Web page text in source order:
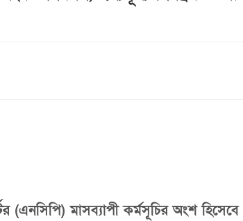
(এনসিপি) মাসব্যাপী কর্মসূচির অংশ